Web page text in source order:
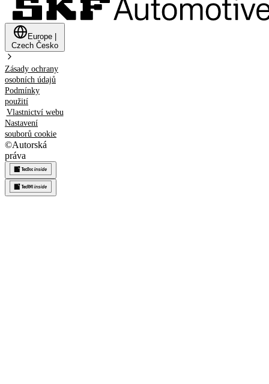
Europe
Czech Česko
Zásady ochrany
osobních údajů
Podmínky
použití
Vlastnictví webu
Nastavení
souborů cookie
©Autorská
práva